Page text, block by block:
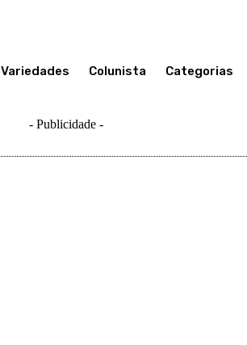
Variedades Colunista Categorias
- Publicidade -